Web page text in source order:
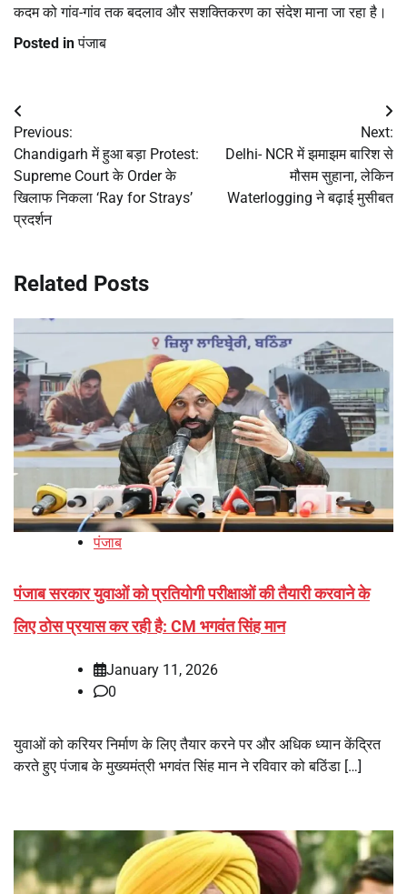
कदम को गांव-गांव तक बदलाव और सशक्तिकरण का संदेश माना जा रहा है।
Posted inपंजाब
Post
navigation
Previous:
Chandigarh में हुआ बड़ा Protest:
Supreme Court के Order के
खिलाफ निकला ‘Ray for Strays’
प्रदर्शन
Next:
Delhi- NCR में झमाझम बारिश से
मौसम सुहाना, लेकिन
Waterlogging ने बढ़ाई मुसीबत
Related Posts
पंजाब
पंजाब सरकार युवाओं को प्रतियोगी परीक्षाओं की तैयारी करवाने के
लिए ठोस प्रयास कर रही है: CM भगवंत सिंह मान
January 11, 2026
0
युवाओं को करियर निर्माण के लिए तैयार करने पर और अधिक ध्यान केंद्रित
करते हुए पंजाब के मुख्यमंत्री भगवंत सिंह मान ने रविवार को बठिंडा […]